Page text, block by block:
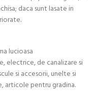
daca sunt lasate in
electrice, de canalizare si
si accesorii, unelte si
articole pentru gradina.